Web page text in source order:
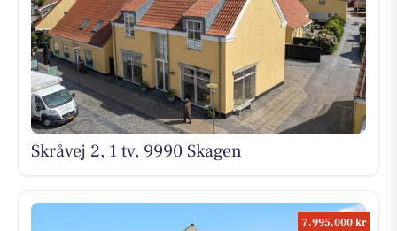
Skråvej 2, 1 tv, 9990 Skagen
7.995.000 kr